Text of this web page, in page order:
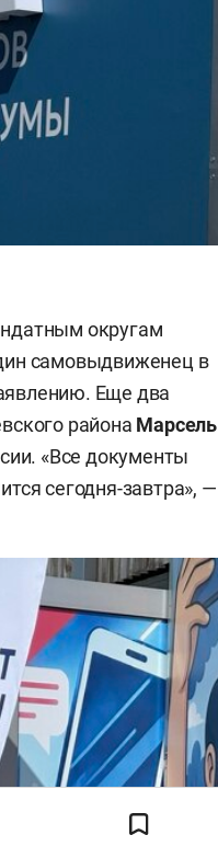
округам
самовыдвиженец в
Еще два
района Марсель
«Все документы
сегодня-завтра», —